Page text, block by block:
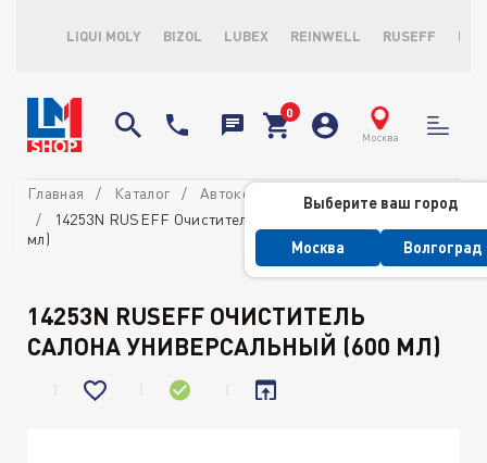
LIQUI MOLY BIZOL LUBEX REINWELL RUSEFF
Москва
Выберите ваш город
Москва Волгоград
Главная Каталог Автокосметика
14253N RUSEFF Очиститель салона универсальный (600
мл)
14253N RUSEFF ОЧИСТИТЕЛЬ
САЛОНА УНИВЕРСАЛЬНЫЙ (600 МЛ)